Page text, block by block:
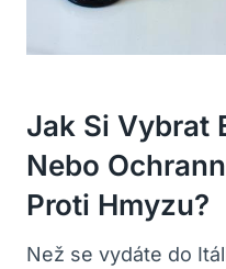
Jak Si Vybrat
Nebo
Proti Hmyzu?
Než se vydáte do